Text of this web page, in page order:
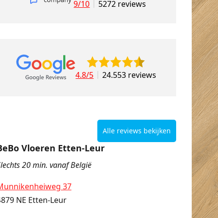
9/10 5272 reviews
4.8/5 24.553 reviews
Alle reviews bekijken
Vloeren Etten-Leur
20 min. vanaf België
37
NE Etten-Leur